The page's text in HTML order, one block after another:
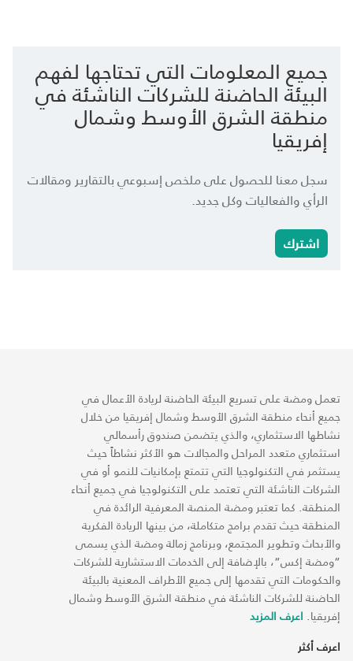
جميع المعلومات التي تحتاجها لفهم
البيئة الحاضنة للشركات الناشئة في
منطقة الشرق الأوسط وشمال
إفريقيا
سجل معنا للحصول على ملخص إسبوعي بالتقارير ومقالات
الرأي والفعاليات وكل جديد.
اشترك
تعمل ومضة على تسريع البيئة الحاضنة لريادة الأعمال في
جميع أنحاء منطقة الشرق الأوسط وشمال إفريقيا من خلال
نشاطها الاستثماري، والذي يتضمن صندوق رأسمالي
استثماري متعدد المراحل والمجالات هو الأكثر نشاطاً حيث
يستثمر في التكنولوجيا التي تتمتع بإمكانيات للنمو أو في
الشركات الناشئة التي تعتمد على التكنولوجيا في جميع أنحاء
المنطقة. كما تعتبر ومضة المنصة المعرفية الرائدة في
المنطقة حيث تقدم برامج متكاملة، من بينها الريادة الفكرية
والأبحاث وتطوير المجتمع، وبرنامج زمالة ومضة الذي يسمى
“ومضة إكس“، بالإضافة إلى الخدمات الاستشارية للشركات
والحكومات التي تقدمها إلى جميع الأطراف المعنية بالبيئة
الحاضنة للشركات الناشئة في منطقة الشرق الأوسط وشمال
إفريقيا. اعرف المزيد
اعرف أكثر